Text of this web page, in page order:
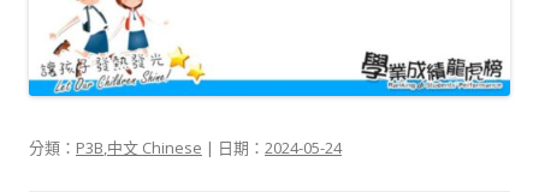
分類： P3B,中文 Chinese | 日期： 2024-05-24